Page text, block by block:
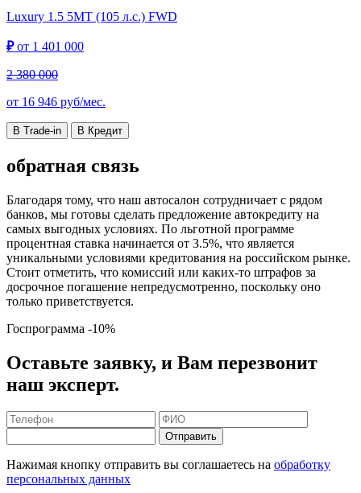
Luxury 1.5 5MT (105 л.с.) FWD
₽от 1 401 000
2 380 000
от 16 946 руб/мес.
В Trade-in В Кредит
обратная связь
Благодаря тому, что наш автосалон сотрудничает с рядом
банков, мы готовы сделать предложение автокредиту на
самых выгодных условиях. По льготной программе
процентная ставка начинается от 3.5%, что является
уникальными условиями кредитования на российском рынке.
Стоит отметить, что комиссий или каких-то штрафов за
досрочное погашение непредусмотренно, поскольку оно
только приветствуется.
Госпрограмма -10%
Оставьте заявку, и Вам перезвонит
наш эксперт.
Отправить
Нажимая кнопку отправить вы соглашаетесь на обработку
персональных данных